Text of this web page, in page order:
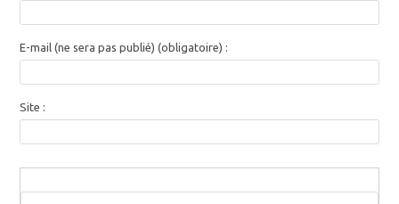
E-mail (ne sera pas publié) (obligatoire) :
Site :